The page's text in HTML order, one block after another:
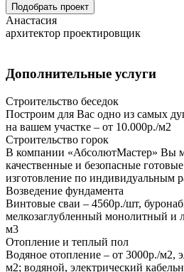
Подобрать проект
Анастасия
архитектор проектировщик
Дополнительные услуги
Строительство беседок
Построим для Вас одно из самых
на вашем участке – от 10.000р./м2
Строительство горок
В компании «АбсолютМастер» Вы
качественные и безопасные
изготовление по индивидуальным
Возведение фундамента
Винтовые сваи – 4560р./шт,
мелкозаглубленный монолитный и
м3
Отопление и теплый пол
Водяное отопление – от 3000р./м2,
м2; водяной, электрический